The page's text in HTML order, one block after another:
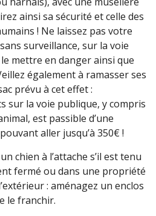
ainsi sa sécurité et celle des
! Ne laissez pas votre
surveillance, sur la voie
mettre en danger ainsi que
également à ramasser ses
prévu à cet effet :
sur la voie publique, y compris
est passible d’une
aller jusqu’à 350€ !
chien à l’attache s’il est tenu
fermé ou dans une propriété
: aménagez un enclos
le franchir.